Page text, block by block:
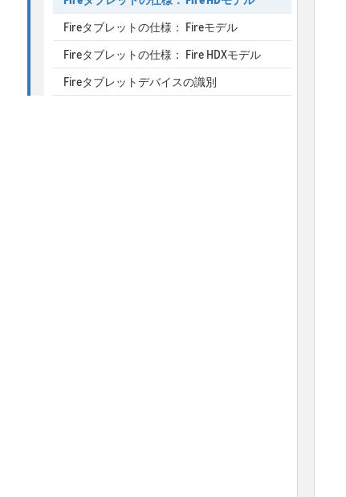
Fireタブレットの仕様： Fireモデル
Fireタブレットの仕様： Fire HDXモデル
Fireタブレットデバイスの識別